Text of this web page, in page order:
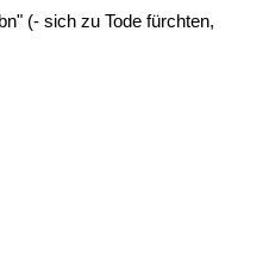
(- sich zu Tode fürchten,